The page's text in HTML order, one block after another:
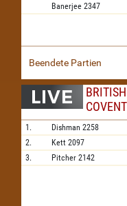
Banerjee 2347
Beendete Partien
1. Dishman 2258
2.
Kett 2097
3.
Pitcher 2142